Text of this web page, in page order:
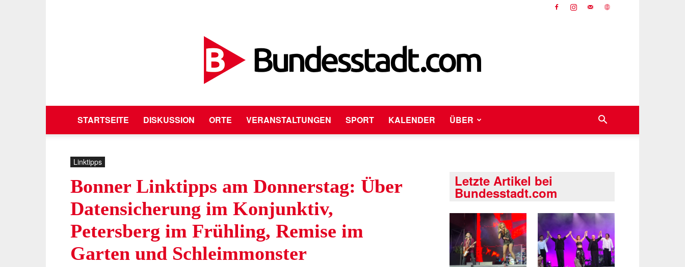
Bundesstadt.com
STARTSEITE DISKUSSION ORTE VERANSTALTUNGEN SPORT KALENDER ÜBER
Linktipps
Bonner Linktipps am Donnerstag: Über
Datensicherung im Konjunktiv,
Petersberg im Frühling, Remise im
Garten und Schleimmonster
Letzte Artikel bei
Bundesstadt.com